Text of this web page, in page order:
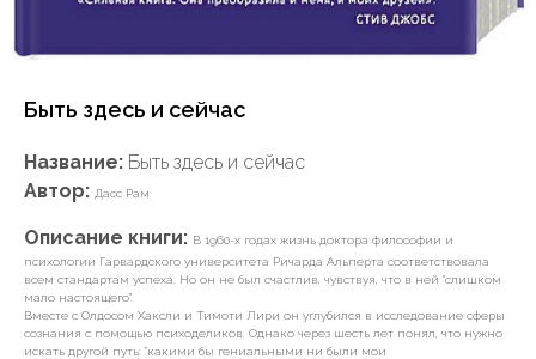
Быть здесь и сейчас
Название: Быть здесь и сейчас
Автор: Дасс Рам
Описание книги: В 1960-х годах жизнь доктора философии и
психологии Гарвардского университета Ричарда Альперта соответствовала
всем стандартам успеха. Но он не был счастлив, чувствуя, что в ней "слишком
мало настоящего".
Вместе с Олдосом Хаксли и Тимоти Лири он углубился в исследование сферы
сознания с помощью психоделиков. Однако через шесть лет понял, что нужно
искать другой путь: "какими бы гениальными ни были мои